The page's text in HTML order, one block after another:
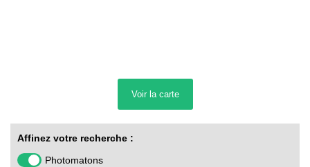
Voir la carte
Affinez votre recherche :
Photomatons